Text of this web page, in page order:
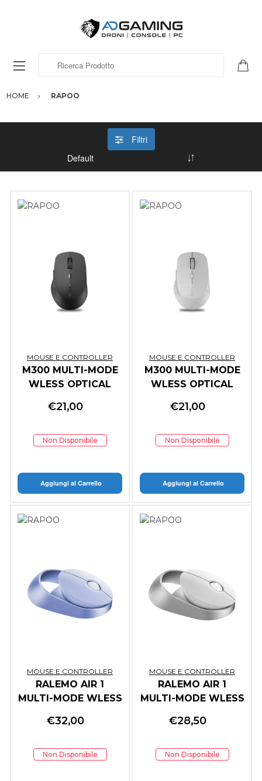
HOME RAPOO
Filtri
MOUSE E CONTROLLER
M300 MULTI-MODE
WLESS OPTICAL
D.GREY
€21,00
Non Disponibile
Aggiungi al Carrello
MOUSE E CONTROLLER
M300 MULTI-MODE
WLESS OPTICAL
L.GREY
€21,00
Non Disponibile
Aggiungi al Carrello
MOUSE E CONTROLLER
RALEMO AIR 1
MULTI-MODE WLESS
€32,00
Non Disponibile
MOUSE E CONTROLLER
RALEMO AIR 1
MULTI-MODE WLESS
€28,50
Non Disponibile